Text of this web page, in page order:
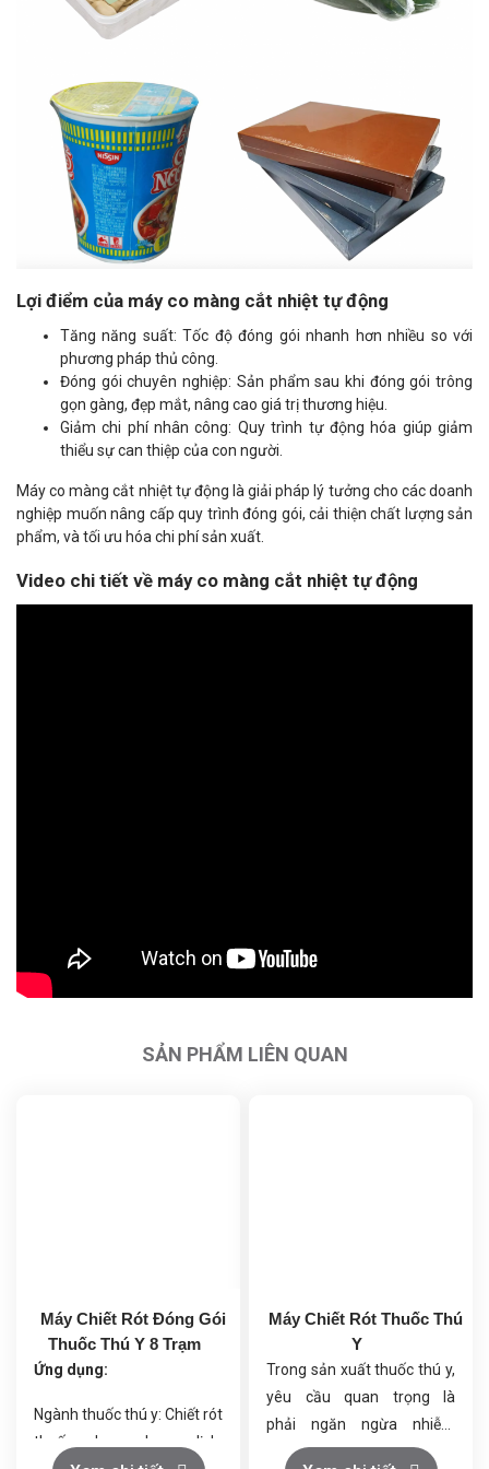
Lợi điểm của máy co màng cắt nhiệt tự động
Tăng năng suất: Tốc độ đóng gói nhanh hơn nhiều so với
phương pháp thủ công.
Đóng gói chuyên nghiệp: Sản phẩm sau khi đóng gói trông
gọn gàng, đẹp mắt, nâng cao giá trị thương hiệu.
Giảm chi phí nhân công: Quy trình tự động hóa giúp giảm
thiểu sự can thiệp của con người.
Máy co màng cắt nhiệt tự động là giải pháp lý tưởng cho các doanh
nghiệp muốn nâng cấp quy trình đóng gói, cải thiện chất lượng sản
phẩm, và tối ưu hóa chi phí sản xuất.
Video chi tiết về máy co màng cắt nhiệt tự động
SẢN PHẨM LIÊN QUAN
Máy Chiết Rót Đóng Gói
Thuốc Thú Y 8 Trạm
Ứng dụng:
Ngành thuốc thú y: Chiết rót
thuốc dạng dung dịch,
Máy Chiết Rót Thuốc Thú
Y
Trong sản xuất thuốc thú y,
yêu cầu quan trọng là
phải ngăn ngừa nhiễm
chéo giữa các lô thuốc,